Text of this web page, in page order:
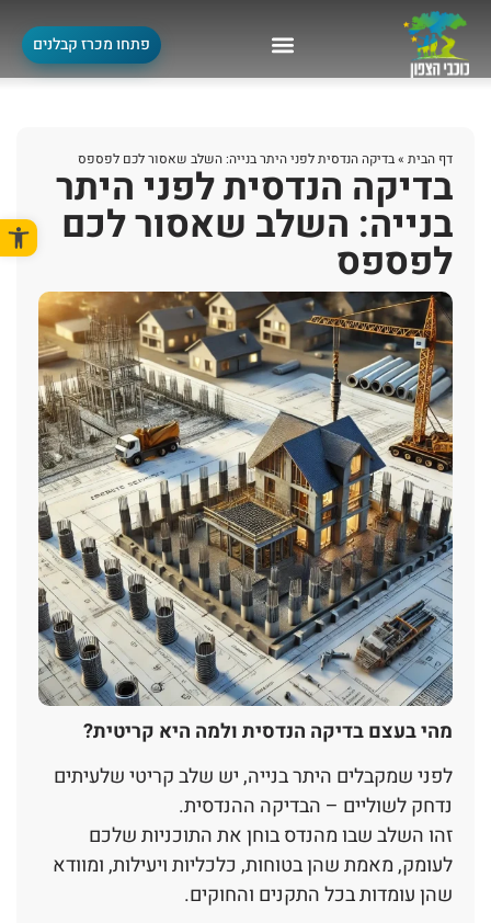
פתח
פתחו מכרז קבלנים
דף הבית »בדיקה הנדסית לפני היתר בנייה: השלב שאסור לכם לפספס
בדיקה הנדסית לפני היתר
בנייה: השלב שאסור לכם
לפספס
מהי בעצם בדיקה הנדסית ולמה היא קריטית?
לפני שמקבלים היתר בנייה, יש שלב קריטי שלעיתים
נדחק לשוליים – הבדיקה ההנדסית.
זהו השלב שבו מהנדס בוחן את התוכניות שלכם
לעומק, מאמת שהן בטוחות, כלכליות ויעילות, ומוודא
שהן עומדות בכל התקנים והחוקים.